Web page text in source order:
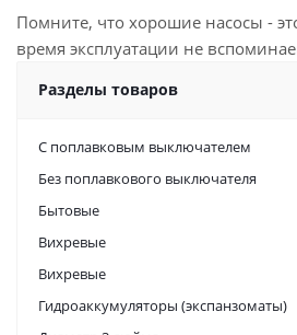
Помните, что хорошие насосы -
время эксплуатации не
Разделы товаров
C поплавковым выключателем
Без поплавкового выключателя
Бытовые
Вихревые
Вихревые
Гидроаккумуляторы (экспанзоматы)